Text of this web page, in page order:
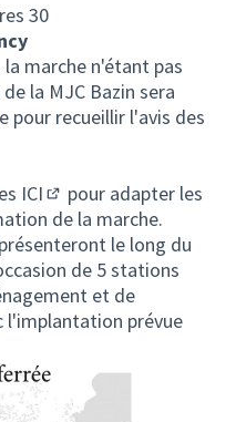
30
marche n'étant pas
la MJC Bazin sera
pour recueillir l'avis des
ICI
(Lien externe)
pour adapter les
de la marche.
le long du
de 5 stations
et de
l'implantation prévue